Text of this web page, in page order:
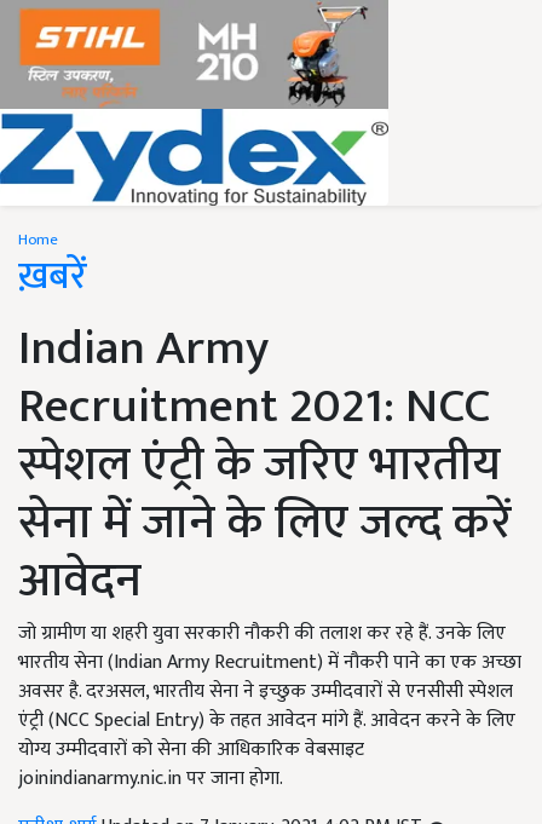
Home
ख़बरें
Indian Army
Recruitment 2021: NCC
स्पेशल एंट्री के जरिए भारतीय
सेना में जाने के लिए जल्द करें
आवेदन
जो ग्रामीण या शहरी युवा सरकारी नौकरी की तलाश कर रहे हैं. उनके लिए
भारतीय सेना (Indian Army Recruitment) में नौकरी पाने का एक अच्छा
अवसर है. दरअसल, भारतीय सेना ने इच्छुक उम्मीदवारों से एनसीसी स्पेशल
एंट्री (NCC Special Entry) के तहत आवेदन मांगे हैं. आवेदन करने के लिए
योग्य उम्मीदवारों को सेना की आधिकारिक वेबसाइट
joinindianarmy.nic.in पर जाना होगा.